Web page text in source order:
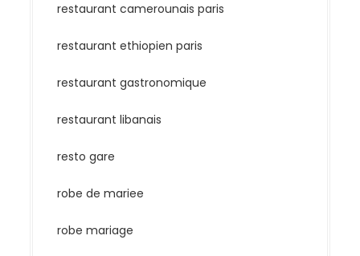
restaurant camerounais paris
restaurant ethiopien paris
restaurant gastronomique
restaurant libanais
resto gare
robe de mariee
robe mariage